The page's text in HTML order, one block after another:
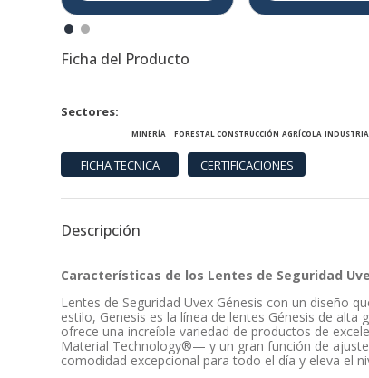
Ficha del Producto
Sectores
MINERÍA FORESTAL CONSTRUCCIÓN AGRÍCOLA
Descripción
Características de los Lentes de Seguridad
Lentes de Seguridad Uvex Génesis con un diseño
estilo, Genesis es la línea de lentes Génesis de
ofrece una increíble variedad de productos de
Material Technology®— y un gran función de
comodidad excepcional para todo el día y eleva el